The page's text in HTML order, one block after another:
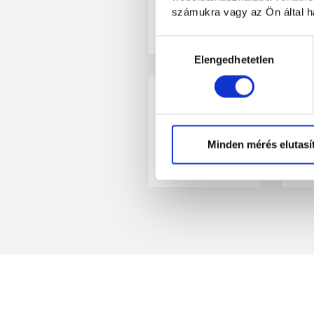
számukra vagy az Ön által
kiválasztásaElengedhetetlen
Minden mérés
brinda la
En PlayUZU
promociones.
mexicana mientras
¡No esperes
Egyéb javítás
Okmányok